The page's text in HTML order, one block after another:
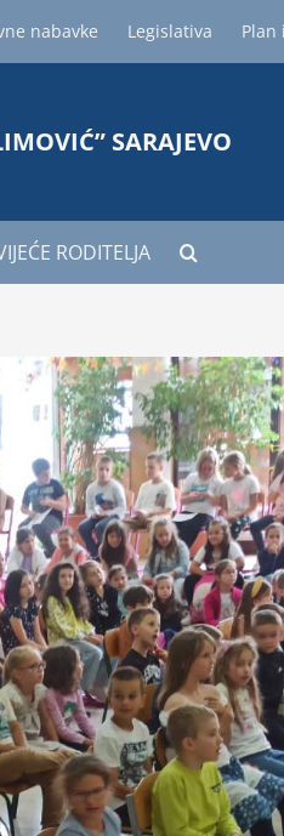
nabavke Legislativa Plan
SARAJEVO
RODITELJA